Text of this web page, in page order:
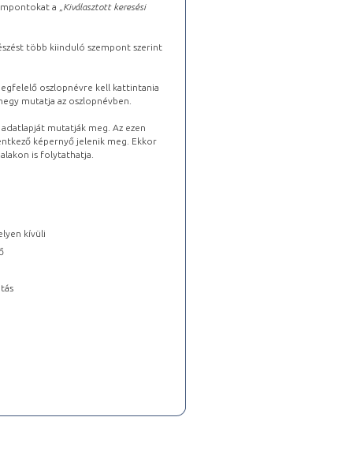
a „ Kiválasztott keresési
több kiinduló szempont szerint
oszlopnévre kell kattintania
mutatja az oszlopnévben.
mutatják meg. Az ezen
képernyő jelenik meg. Ekkor
is folytathatja.
kívüli